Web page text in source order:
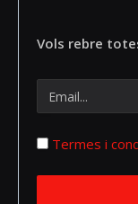
Vols rebre
Termes i